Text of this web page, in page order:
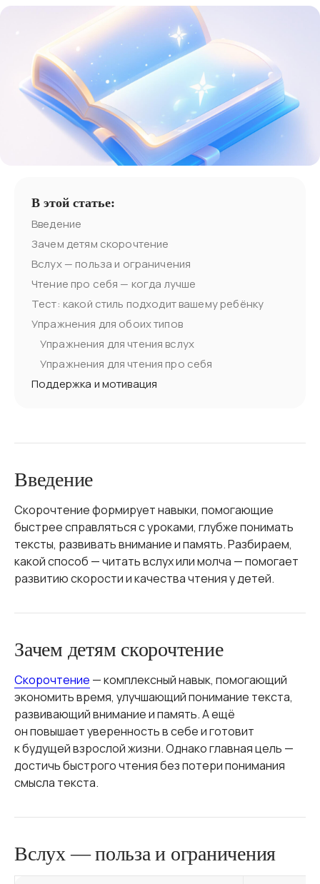
В этой статье:
Введение
Зачем детям скорочтение
Вслух — польза и ограничения
Чтение про себя — когда лучше
Тест: какой стиль подходит вашему ребёнку
Упражнения для обоих типов
Упражнения для чтения вслух
Упражнения для чтения про себя
Поддержка и мотивация
Введение
Скорочтение формирует навыки, помогающие
быстрее справляться с уроками, глубже понимать
тексты, развивать внимание и память. Разбираем,
какой способ — читать вслух или молча — помогает
развитию скорости и качества чтения у детей.
Зачем детям скорочтение
Скорочтение — комплексный навык, помогающий
экономить время, улучшающий понимание текста,
развивающий внимание и память. А ещё
он повышает уверенность в себе и готовит
к будущей взрослой жизни. Однако главная цель —
достичь быстрого чтения без потери понимания
смысла текста.
Вслух — польза и ограничения